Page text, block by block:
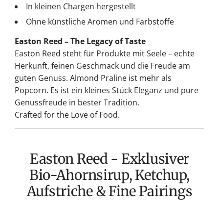
In kleinen Chargen hergestellt
Ohne künstliche Aromen und Farbstoffe
Easton Reed – The Legacy of Taste
Easton Reed steht für Produkte mit Seele – echte
Herkunft, feinen Geschmack und die Freude am
guten Genuss. Almond Praline ist mehr als
Popcorn. Es ist ein kleines Stück Eleganz und pure
Genussfreude in bester Tradition.
Crafted for the Love of Food.
Easton Reed - Exklusiver
Bio-Ahornsirup, Ketchup,
Aufstriche & Fine Pairings